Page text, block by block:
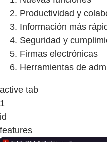
Productividad y
Información más
Seguridad y
Firmas electrónicas
Herramientas de
active tab
1
id
features